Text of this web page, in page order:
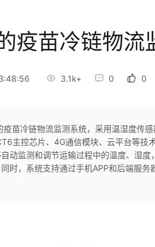
疫苗冷链物流
3.1k+ 0 0
疫苗冷链物流监测系统，采用温湿度传
主控芯片、4G通信模块、云平台等技
动监测和调节运输过程中的温度、湿度
时，系统支持通过手机APP和后端服务